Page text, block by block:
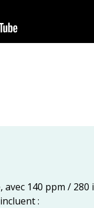
140 ppm /
: